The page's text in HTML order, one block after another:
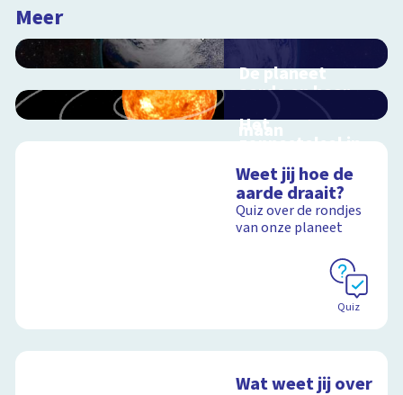
Meer
De planeet
aarde en haar
satelliet, de
maan
Interactieve
schoolplaat voorbij
de dampkring
Het
zonnestelsel in
3D
Reis mee door ons
zonnestelsel
Schoolplaat
Weet jij hoe de
aarde draait?
Quiz over de rondjes
van onze planeet
Quiz
Wat weet jij over